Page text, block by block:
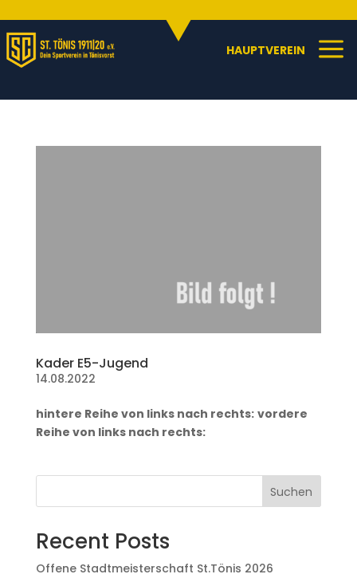
C
HAUPTVEREIN a
Kader E5-Jugend
14.08.2022
hintere Reihe von links nach rechts: vordere
Reihe von links nach rechts:
Suchen
Recent Posts
Offene Stadtmeisterschaft St.Tönis 2026